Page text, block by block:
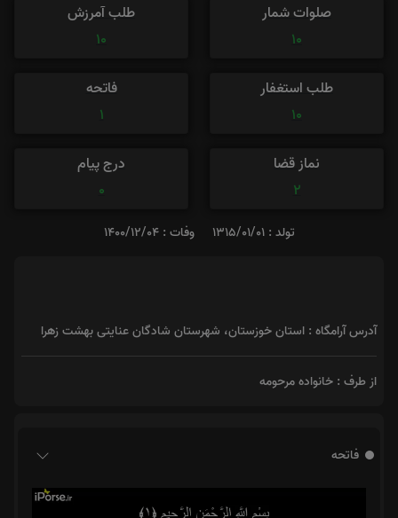
صلوات شمار
10
طلب آمرزش
10
طلب استغفار
10
فاتحه
1
نماز قضا
2
درج پیام
0
تولد : 1315/01/01 وفات : 1400/12/04
آدرس آرامگاه : استان خوزستان، شهرستان شادگان عنایتی بهشت زهرا
از طرف : خانواده مرحومه
فاتحه